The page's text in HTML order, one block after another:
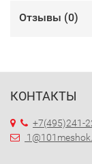
Отзывы (0)
КОНТАКТЫ
+7(495)241-